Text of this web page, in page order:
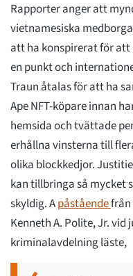
Rapporter anger att
vietnamesiska
att ha konspirerat för
en punkt och
Traun åtalas för att ha
Ape NFT-köpare innan
hemsida och tvättade
erhållna vinsterna till
olika blockkedjor.
kan tillbringa så mycket
skyldig. Apåståendefrån
Kenneth A. Polite, Jr.
kriminalavdelning läste,